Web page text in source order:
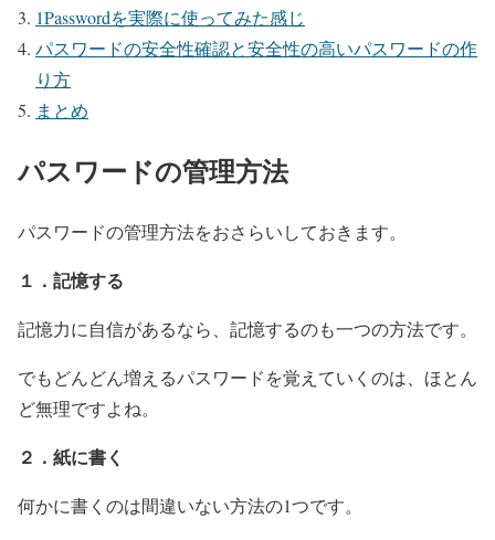
1Passwordを実際に使ってみた感じ
パスワードの安全性確認と安全性の高いパスワードの作
り方
まとめ
パスワードの管理方法
パスワードの管理方法をおさらいしておきます。
１．記憶する
記憶力に自信があるなら、記憶するのも一つの方法です。
でもどんどん増えるパスワードを覚えていくのは、ほとん
ど無理ですよね。
２．紙に書く
何かに書くのは間違いない方法の1つです。